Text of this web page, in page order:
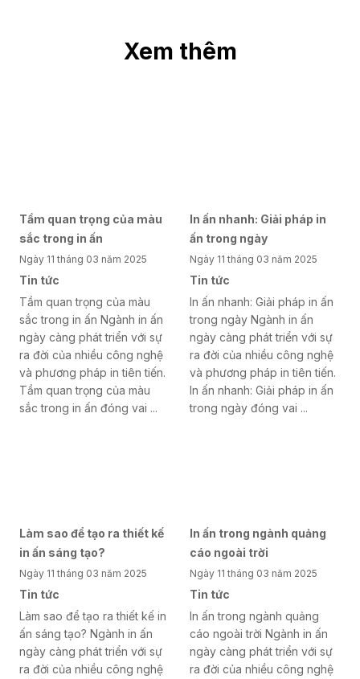
Xem thêm
Tầm quan trọng của màu
sắc trong in ấn
Ngày 11 tháng 03 năm 2025
Tin tức
Tầm quan trọng của màu
sắc trong in ấn Ngành in ấn
ngày càng phát triển với sự
ra đời của nhiều công nghệ
và phương pháp in tiên tiến.
Tầm quan trọng của màu
sắc trong in ấn đóng vai ...
In ấn nhanh: Giải pháp in
ấn trong ngày
Ngày 11 tháng 03 năm 2025
Tin tức
In ấn nhanh: Giải pháp in ấn
trong ngày Ngành in ấn
ngày càng phát triển với sự
ra đời của nhiều công nghệ
và phương pháp in tiên tiến.
In ấn nhanh: Giải pháp in ấn
trong ngày đóng vai ...
Làm sao để tạo ra thiết kế
in ấn sáng tạo?
Ngày 11 tháng 03 năm 2025
Tin tức
Làm sao để tạo ra thiết kế in
ấn sáng tạo? Ngành in ấn
ngày càng phát triển với sự
ra đời của nhiều công nghệ
In ấn trong ngành quảng
cáo ngoài trời
Ngày 11 tháng 03 năm 2025
Tin tức
In ấn trong ngành quảng
cáo ngoài trời Ngành in ấn
ngày càng phát triển với sự
ra đời của nhiều công nghệ